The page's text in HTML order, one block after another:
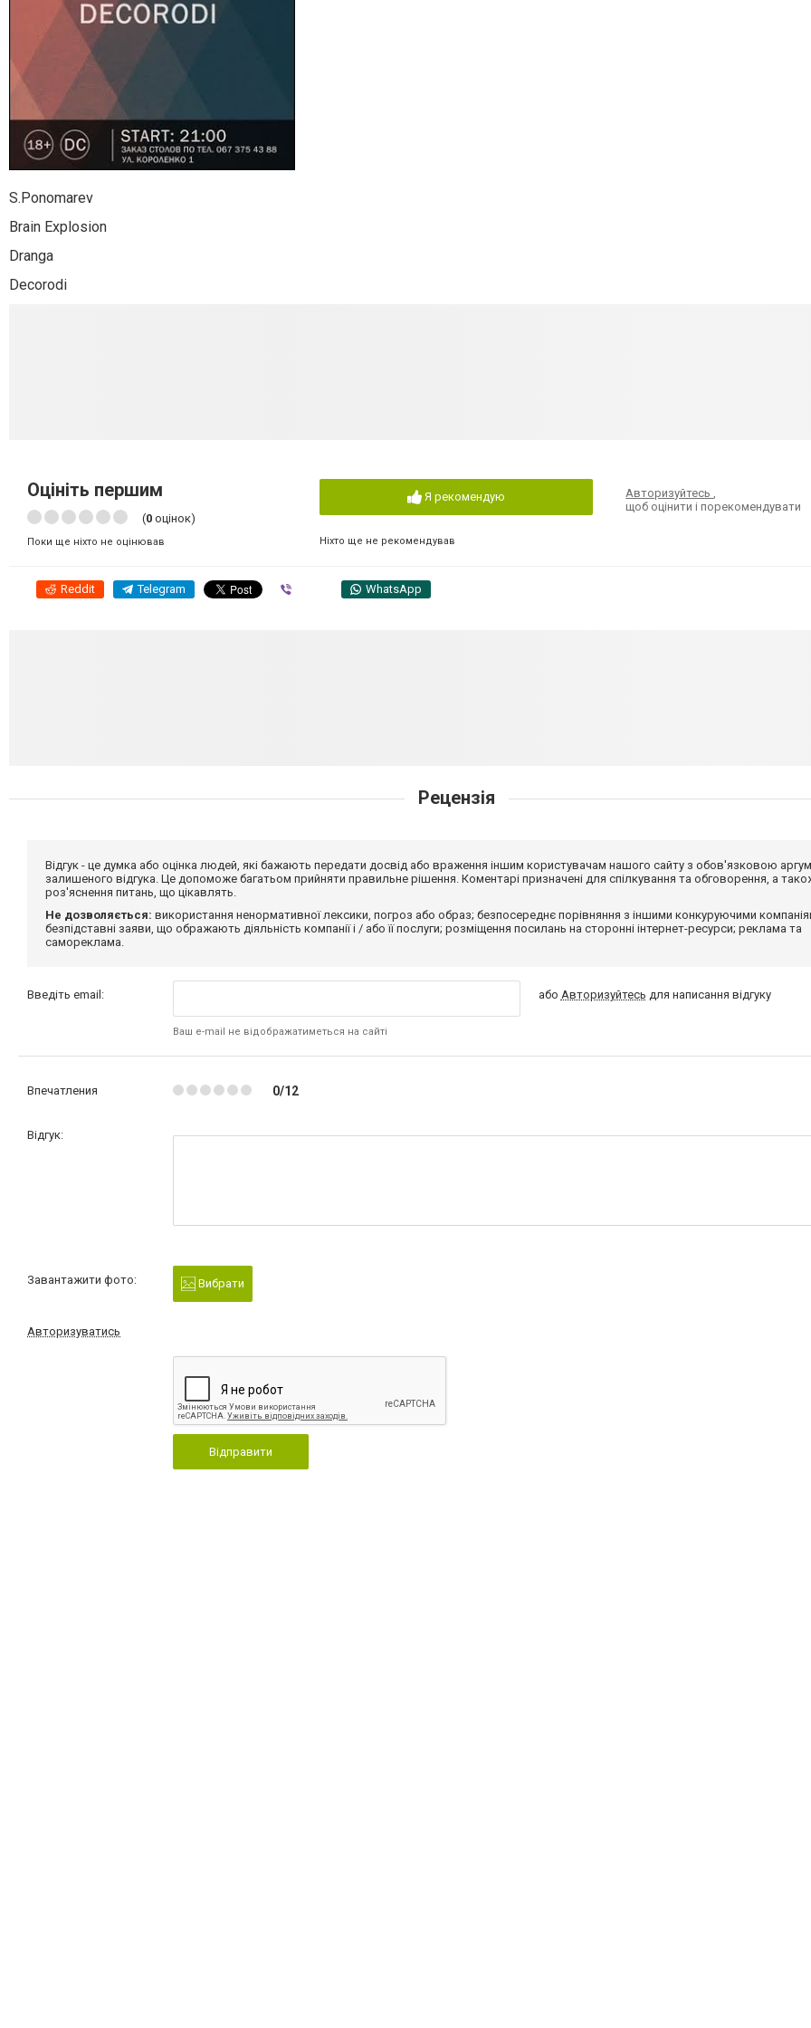
S.Ponomarev
Brain Explosion
Dranga
Decorodi
Оцініть першим
(0 оцінок)
Поки ще ніхто не оцінював
Я рекомендую
Ніхто ще не рекомендував
Авторизуйтесь
щоб оцінити і порекомендувати
Reddit Telegram WhatsApp
Рецензія
Відгук - це думка або оцінка людей, які бажають передати досвід або враження іншим користувачам нашого сайту з обов'язковою
залишеного відгука. Це допоможе багатьом прийняти правильне рішення. Коментарі призначені для спілкування та обговорення, а
роз'яснення питань, що цікавлять.
Не дозволяється: використання ненормативної лексики, погроз або образ; безпосереднє порівняння з іншими конкуруючими
безпідставні заяви, що ображають діяльність компанії і / або її послуги; розміщення посилань на сторонні інтернет-ресурси; реклама та
самореклама.
Введіть email:
Ваш e-mail не відображатиметься на сайті
або Авторизуйтесь для написання відгуку
Впечатления 0/12
Відгук:
Завантажити фото: Вибрати
Авторизуватись
Відправити